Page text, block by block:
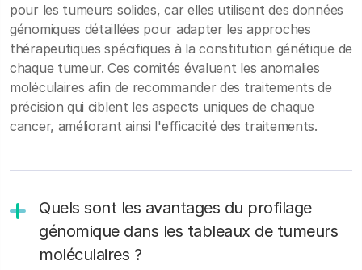
pour les tumeurs solides, car elles utilisent des données
génomiques détaillées pour adapter les approches
thérapeutiques spécifiques à la constitution génétique de
chaque tumeur. Ces comités évaluent les anomalies
moléculaires afin de recommander des traitements de
précision qui ciblent les aspects uniques de chaque
cancer, améliorant ainsi l'efficacité des traitements.
Quels sont les avantages du profilage
génomique dans les tableaux de tumeurs
moléculaires ?